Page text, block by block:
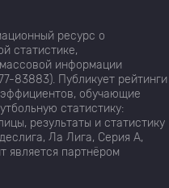
ресурс о
статистике,
информации
83883). Публикует рейтинги
обучающие
статистику:
результаты и статистику
Ла Лига, Серия А,
является партнёром